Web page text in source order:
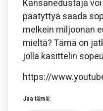
Kansanedustaja
päätyttyä saada
melkein miljoonan
mieltä? Tämä on
jolla käsittelin
https://
Jaa tämä: